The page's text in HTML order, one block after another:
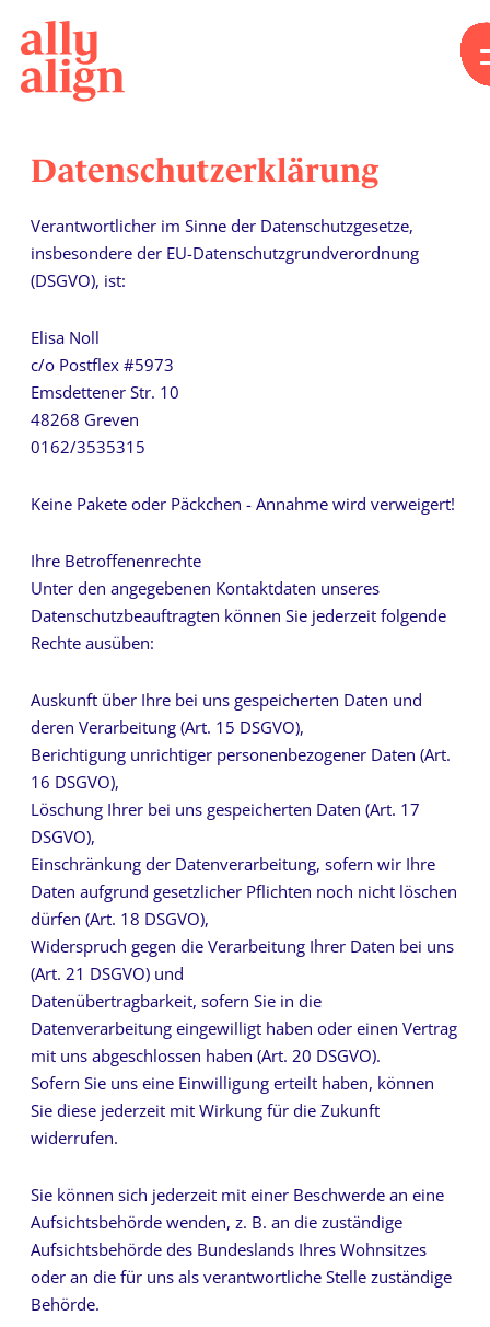
Datenschutzerklärung
Verantwortlicher im Sinne der Datenschutzgesetze,
insbesondere der EU-Datenschutzgrundverordnung
(DSGVO), ist:
Elisa Noll
c/o Postflex #5973
Emsdettener Str. 10
48268 Greven
0162/3535315
Keine Pakete oder Päckchen - Annahme wird verweigert!
Ihre Betroffenenrechte
Unter den angegebenen Kontaktdaten unseres
Datenschutzbeauftragten können Sie jederzeit folgende
Rechte ausüben:
Auskunft über Ihre bei uns gespeicherten Daten und
deren Verarbeitung (Art. 15 DSGVO),
Berichtigung unrichtiger personenbezogener Daten (Art.
16 DSGVO),
Löschung Ihrer bei uns gespeicherten Daten (Art. 17
DSGVO),
Einschränkung der Datenverarbeitung, sofern wir Ihre
Daten aufgrund gesetzlicher Pflichten noch nicht löschen
dürfen (Art. 18 DSGVO),
Widerspruch gegen die Verarbeitung Ihrer Daten bei uns
(Art. 21 DSGVO) und
Datenübertragbarkeit, sofern Sie in die
Datenverarbeitung eingewilligt haben oder einen Vertrag
mit uns abgeschlossen haben (Art. 20 DSGVO).
Sofern Sie uns eine Einwilligung erteilt haben, können
Sie diese jederzeit mit Wirkung für die Zukunft
widerrufen.
Sie können sich jederzeit mit einer Beschwerde an eine
Aufsichtsbehörde wenden, z. B. an die zuständige
Aufsichtsbehörde des Bundeslands Ihres Wohnsitzes
oder an die für uns als verantwortliche Stelle zuständige
Behörde.